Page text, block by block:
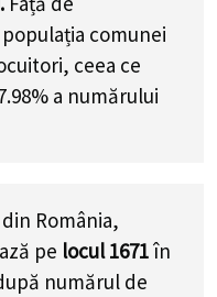
comunei
ceea ce
a numărului
România,
pe locul 1671în
numărul de